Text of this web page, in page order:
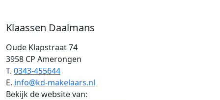
Klaassen Daalmans
Oude Klapstraat 74
3958 CP Amerongen
T. 0343-455644
E. info@kd-makelaars.nl
Bekijk de website van: